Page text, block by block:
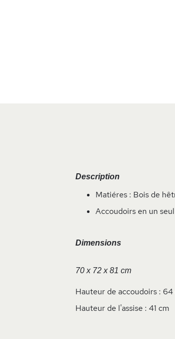
Description
Matiéres : Bois de
Accoudoirs en un
Dimensions
70 x 72 x 81 cm
Hauteur de accoudoirs : 64
Hauteur de l'assise : 41 cm